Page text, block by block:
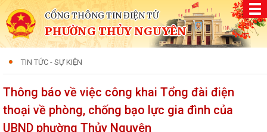
CỔNG THÔNG TIN ĐIỆN TỬ
PHƯỜNG THỦY NGUYÊN
TIN TỨC - SỰ KIỆN
Thông báo về việc công khai Tổng đài điện
thoại về phòng, chống bạo lực gia đình của
UBND phường Thủy Nguyên